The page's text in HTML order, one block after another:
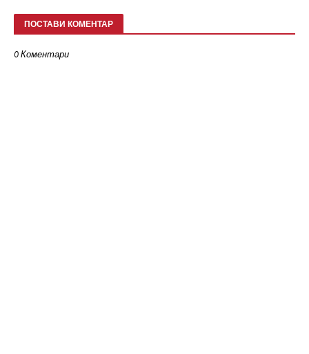
ПОСТАВИ КОМЕНТАР
0 Коментари